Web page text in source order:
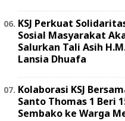
KSJ Perkuat
Sosial Masyarakat
Salurkan Tali Asih
Lansia Dhuafa
Kolaborasi KSJ
Santo Thomas 1 Beri
Sembako ke Warga